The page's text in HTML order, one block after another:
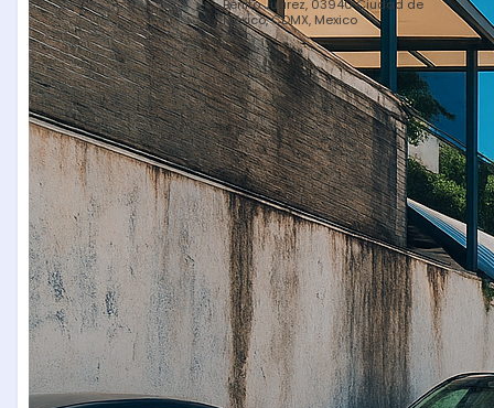
Benito Juárez, 03940 Ciudad de
México, CDMX, Mexico